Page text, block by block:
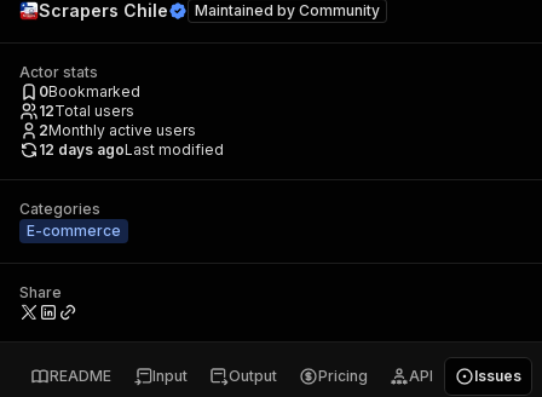
Scrapers Chile Maintained by Community
Actor stats
0Bookmarked
12Total users
2Monthly active users
12 days agoLast modified
Categories
E-commerce
Share
README Input Output Pricing API Issues